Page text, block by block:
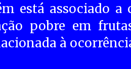
está associado a
pobre em
à